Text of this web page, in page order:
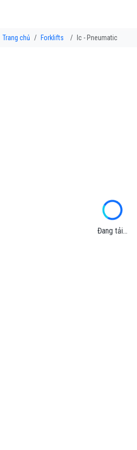
Trang chủ Forklifts Ic - Pneumatic
Đang tải...